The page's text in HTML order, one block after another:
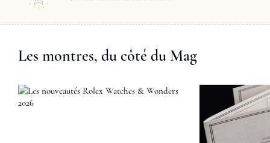
Les montres, du côté du Mag